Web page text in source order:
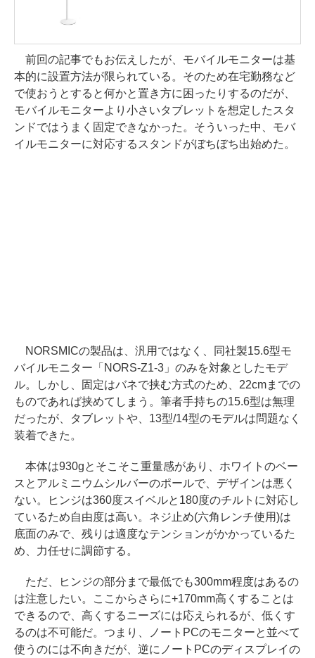
前回の記事でもお伝えしたが、モバイルモニターは基
本的に設置方法が限られている。そのため在宅勤務など
で使おうとすると何かと置き方に困ったりするのだが、
モバイルモニターより小さいタブレットを想定したスタ
ンドではうまく固定できなかった。そういった中、モバ
イルモニターに対応するスタンドがぼちぼち出始めた。
NORSMICの製品は、汎用ではなく、同社製15.6型モ
バイルモニター「NORS-Z1-3」のみを対象としたモデ
ル。しかし、固定はバネで挟む方式のため、22cmまでの
ものであれば挟めてしまう。筆者手持ちの15.6型は無理
だったが、タブレットや、13型/14型のモデルは問題なく
装着できた。
本体は930gとそこそこ重量感があり、ホワイトのベー
スとアルミニウムシルバーのポールで、デザインは悪く
ない。ヒンジは360度スイベルと180度のチルトに対応し
ているため自由度は高い。ネジ止め(六角レンチ使用)は
底面のみで、残りは適度なテンションがかかっているた
め、力任せに調節する。
ただ、ヒンジの部分まで最低でも300mm程度はあるの
は注意したい。ここからさらに+170mm高くすることは
できるので、高くするニーズには応えられるが、低くす
るのは不可能だ。つまり、ノートPCのモニターと並べて
使うのには不向きだが、逆にノートPCのディスプレイの